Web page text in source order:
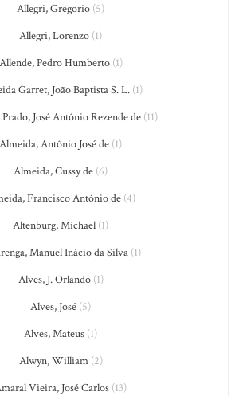
Allegri, Gregorio (5)
Allegri, Lorenzo (1)
Allende, Pedro Humberto(1)
Garret, João Baptista S. L.(1)
José Antônio Rezende de (11)
Almeida, Antônio José de (1)
Almeida, Cussy de (6)
Francisco António de (4)
Altenburg, Michael (1)
Manuel Inácio da Silva(1)
Alves, J. Orlando(1)
Alves, José (5)
Alves, Mateus (1)
Alwyn, William(2)
Vieira, José Carlos (13)